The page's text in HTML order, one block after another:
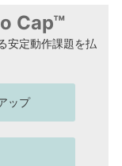
Cap™
安定動作課題を払
ップ